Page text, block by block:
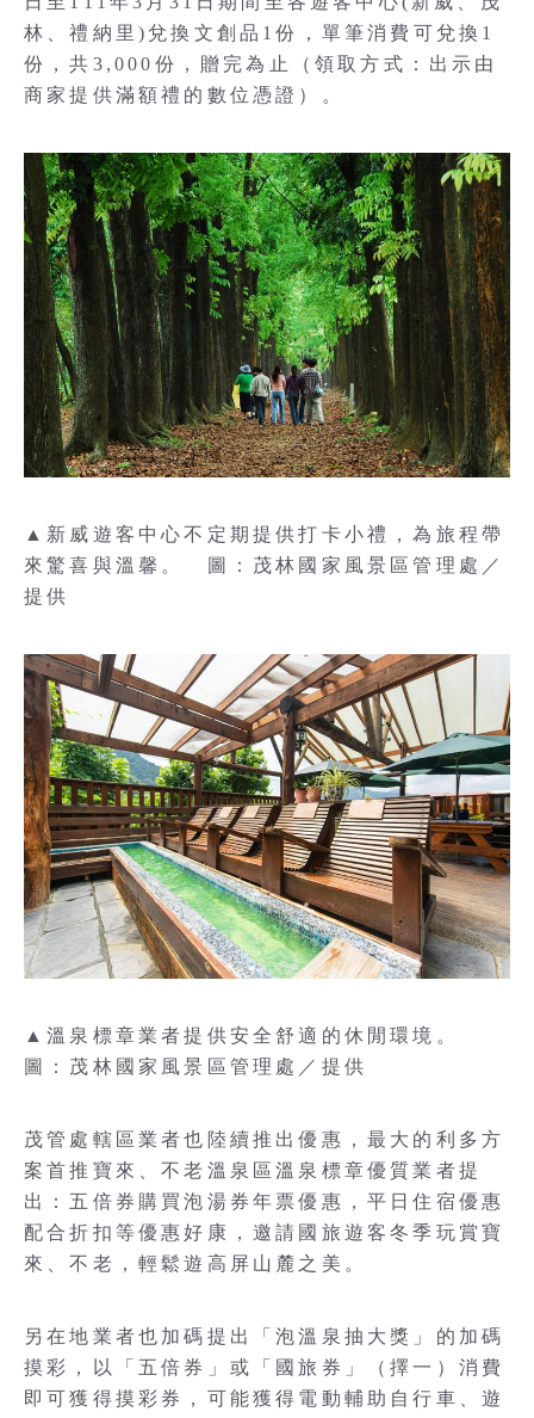
林、禮納里)兌換文創品1份，單筆消費可兌換1
份，共3,000份，贈完為止（領取方式：出示由
商家提供滿額禮的數位憑證）。
▲新威遊客中心不定期提供打卡小禮，為旅程帶
來驚喜與溫馨。 圖：茂林國家風景區管理處／
提供
▲溫泉標章業者提供安全舒適的休閒環境。
圖：茂林國家風景區管理處／提供
茂管處轄區業者也陸續推出優惠，最大的利多方
案首推寶來、不老溫泉區溫泉標章優質業者提
出：五倍券購買泡湯券年票優惠，平日住宿優惠
配合折扣等優惠好康，邀請國旅遊客冬季玩賞寶
來、不老，輕鬆遊高屏山麓之美。
另在地業者也加碼提出「泡溫泉抽大獎」的加碼
摸彩，以「五倍券」或「國旅券」（擇一）消費
即可獲得摸彩券，可能獲得電動輔助自行車、遊